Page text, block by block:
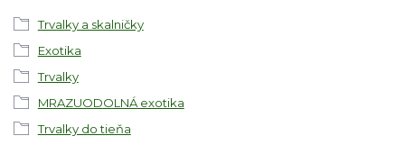
Trvalky a skalničky
Exotika
Trvalky
MRAZUODOLNÁ exotika
Trvalky do tieňa